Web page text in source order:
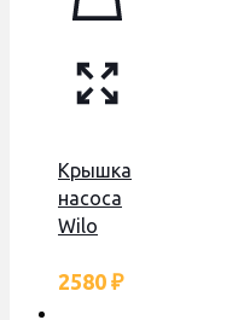
Крышка
насоса
Wilo
WBN2000/WBN6000,
2580 ₽